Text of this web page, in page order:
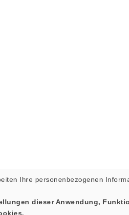
Ihre personenbezogenen
dieser Anwendung,